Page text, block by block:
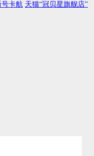
号卡航 天猫“冠贝星旗舰店”